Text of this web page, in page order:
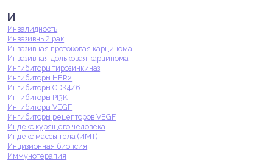
И
Инвалидность
Инвазивный рак
Инвазивная протоковая карцинома
Инвазивная дольковая карцинома
Ингибиторы тирозинкиназ
Ингибиторы HER2
Ингибиторы CDK4/6
Ингибиторы PI3K
Ингибиторы VEGF
Ингибиторы рецепторов VEGF
Индекс курящего человека
Индекс массы тела (ИМТ)
Инцизионная биопсия
Иммунотерапия